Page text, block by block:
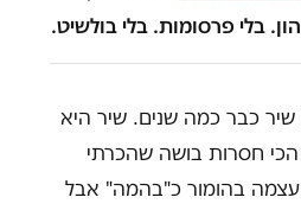
בלי פרסומות. בלי בולשיט.
שיר כבר כמה שנים. שיר היא
חסרות בושה שהכרתי
עצמה בהומור כ"בהמה" אבל